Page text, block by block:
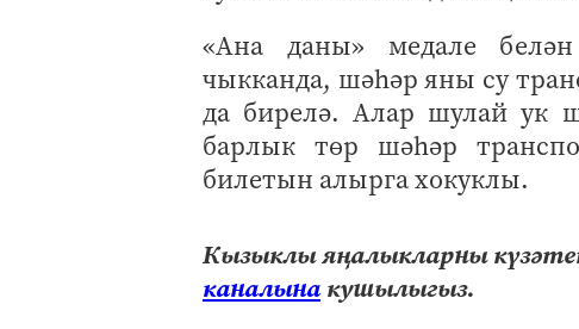
«Ана даны» медале белән
чыкканда, шәһәр яны су
да бирелә. Алар шулай ук
барлык төр шәһәр
билетын алырга хокуклы.
Кызыклы яңалыкларны
каналына кушылыгыз.